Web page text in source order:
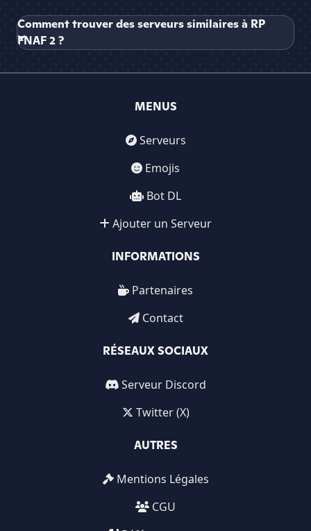
Comment trouver des serveurs similaires à RP
FNAF 2 ?
MENUS
Serveurs
Emojis
Bot DL
Ajouter un Serveur
INFORMATIONS
Partenaires
Contact
RÉSEAUX SOCIAUX
Serveur Discord
Twitter (X)
AUTRES
Mentions Légales
CGU